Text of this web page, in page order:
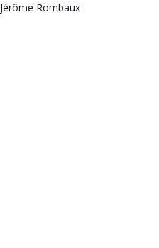
Jérôme Rombaux